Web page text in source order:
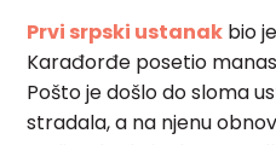
Prvi srpski ustanak bio
Karađorđe posetio
Pošto je došlo do sloma
stradala, a na njenu